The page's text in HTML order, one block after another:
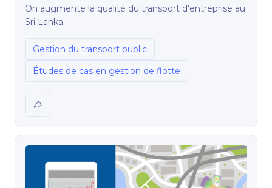
On augmente la qualité du transport d'entreprise au
Sri Lanka.
Gestion du transport public
Études de cas en gestion de flotte